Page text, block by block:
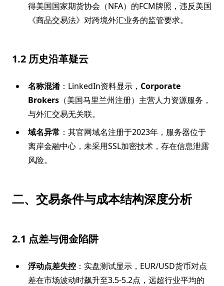
得美国国家期货协会（NFA）的FCM牌照，违反美国
《商品交易法》对跨境外汇业务的监管要求。
1.2 历史沿革疑云
名称混淆：LinkedIn资料显示， Corporate
Brokers （美国马里兰州注册）主营人力资源服务，
与外汇交易无关联。
域名异常 ：其官网域名注册于2023年，服务器位于
离岸金融中心，未采用SSL加密技术，存在信息泄露
风险。
二、交易条件与成本结构深度分析
2.1 点差与佣金陷阱
浮动点差失控 ：实盘测试显示，EUR/USD货币对点
差在市场波动时飙升至3.5-5.2点，远超行业平均的